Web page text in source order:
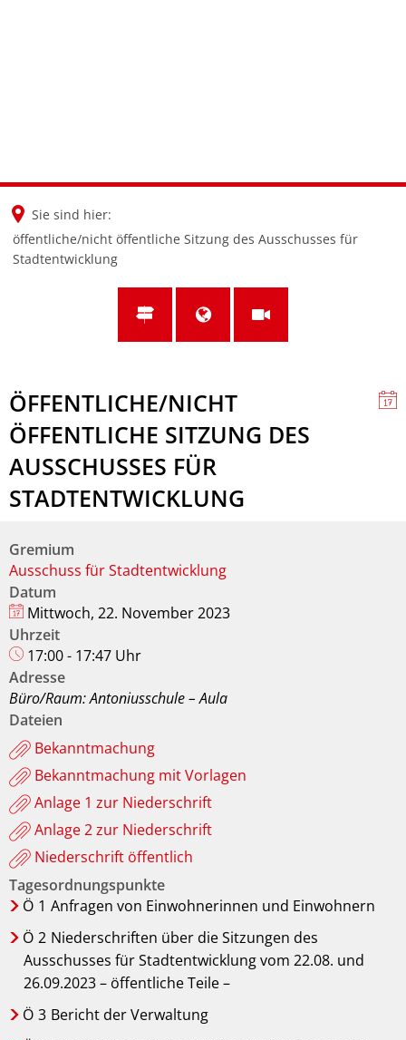
Sie sind hier:
öffentliche/nicht öffentliche Sitzung des Ausschusses für
Stadtentwicklung
ÖFFENTLICHE/NICHT
ÖFFENTLICHE SITZUNG DES
AUSSCHUSSES FÜR
STADTENTWICKLUNG
Gremium
Ausschuss für Stadtentwicklung
Datum
Mittwoch, 22. November 2023
Uhrzeit
17:00 - 17:47 Uhr
Adresse
Büro/Raum: Antoniusschule – Aula
Dateien
Bekanntmachung
Bekanntmachung mit Vorlagen
Anlage 1 zur Niederschrift
Anlage 2 zur Niederschrift
Niederschrift öffentlich
Tagesordnungspunkte
Ö 1 Anfragen von Einwohnerinnen und Einwohnern
Ö 2 Niederschriften über die Sitzungen des
Ausschusses für Stadtentwicklung vom 22.08. und
26.09.2023 – öffentliche Teile –
Ö 3 Bericht der Verwaltung